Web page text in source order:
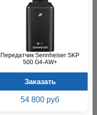
Передатчик Sennheiser SKP
500 G4-AW+
Заказать
54 800 руб
Ручной передатчик Октава
OWS-U1200TH
Заказать
15 400 р.